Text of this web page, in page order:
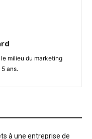
milieu du marketing
ans.
à une entreprise de